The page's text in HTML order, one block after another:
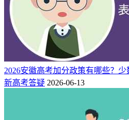
人民警察参加全国统考录取并达
其他考生同等条件下优先录取。
3、经共青团中央青年志愿者守信
级青年志愿者的，达到有关高校
等条件下优先录取。
相关推荐：
2026安徽高考加分政策有哪些？
新高考答疑 2026-06-13